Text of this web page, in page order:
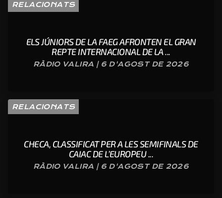
RELACIONATS
ELS JÚNIORS DE LA FAEG AFRONTEN EL GRAN
REPTE INTERNACIONAL DE LA ...
RÀDIO VALIRA | 6 D'AGOST DE 2026
RELACIONATS
CHECA, CLASSIFICAT PER A LES SEMIFINALS DE
CAIAC DE L’EUROPEU ...
RÀDIO VALIRA | 6 D'AGOST DE 2026